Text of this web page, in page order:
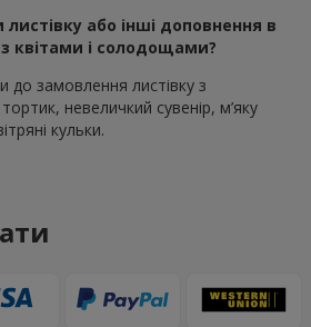
або інші доповнення в
квітами і солодощами?
замовлення листівку з
невеличкий сувенір, м’яку
кульки.